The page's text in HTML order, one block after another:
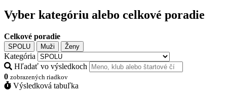
Vyber kategóriu alebo celkové poradie
Celkové poradie
SPOLU Muži Ženy
Kategória
Hľadať vo výsledkoch
0 zobrazených riadkov
Výsledková tabuľka